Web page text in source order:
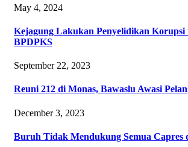
May 4, 2024
Kejagung Lakukan Penyelidikan Korupsi
BPDPKS
September 22, 2023
Reuni 212 di Monas, Bawaslu Awasi
December 3, 2023
Buruh Tidak Mendukung Semua Capres